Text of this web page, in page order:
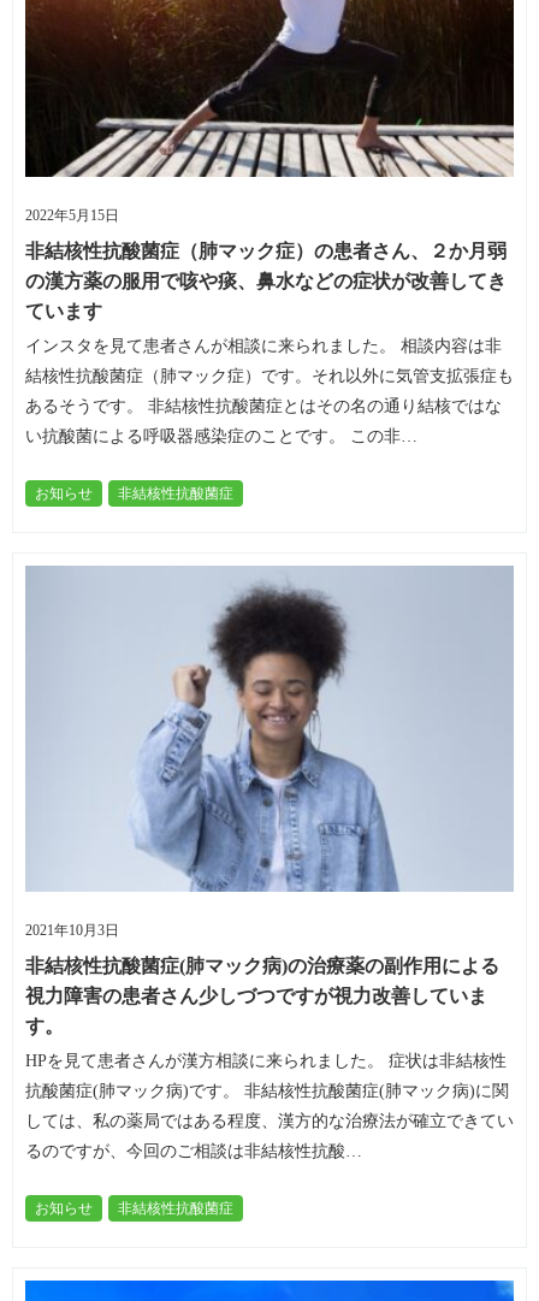
2022年5月15日
非結核性抗酸菌症（肺マック症）の患者さん、２か月弱
の漢方薬の服用で咳や痰、鼻水などの症状が改善してき
ています
インスタを見て患者さんが相談に来られました。 相談内容は非
結核性抗酸菌症（肺マック症）です。それ以外に気管支拡張症も
あるそうです。 非結核性抗酸菌症とはその名の通り結核ではな
い抗酸菌による呼吸器感染症のことです。 この非…
お知らせ 非結核性抗酸菌症
2021年10月3日
非結核性抗酸菌症(肺マック病)の治療薬の副作用による
視力障害の患者さん少しづつですが視力改善していま
す。
HPを見て患者さんが漢方相談に来られました。 症状は非結核性
抗酸菌症(肺マック病)です。 非結核性抗酸菌症(肺マック病)に関
しては、私の薬局ではある程度、漢方的な治療法が確立できてい
るのですが、今回のご相談は非結核性抗酸…
お知らせ 非結核性抗酸菌症